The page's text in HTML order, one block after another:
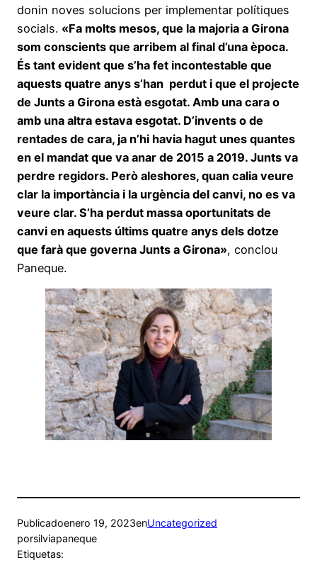
donin noves solucions per implementar polítiques
socials. «Fa molts mesos, que la majoria a Girona
som conscients que arribem al final d’una època.
És tant evident que s’ha fet incontestable que
aquests quatre anys s’han perdut i que el projecte
de Junts a Girona està esgotat. Amb una cara o
amb una altra estava esgotat. D’invents o de
rentades de cara, ja n’hi havia hagut unes quantes
en el mandat que va anar de 2015 a 2019. Junts va
perdre regidors. Però aleshores, quan calia veure
clar la importància i la urgència del canvi, no es va
veure clar. S’ha perdut massa oportunitats de
canvi en aquests últims quatre anys dels dotze
que farà que governa Junts a Girona», conclou
Paneque.
Publicadoenero 19, 2023enUncategorized
porsilviapaneque
Etiquetas: